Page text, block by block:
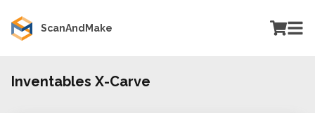
ScanAndMake
Inventables X-Carve